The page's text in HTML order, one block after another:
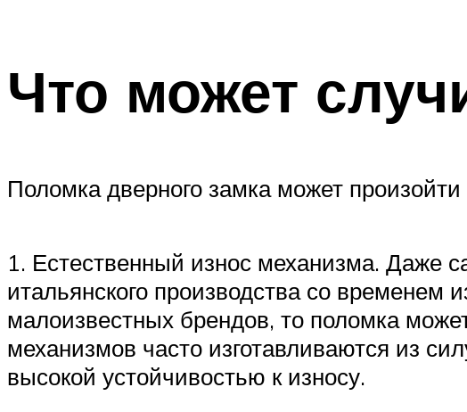
Что может
Поломка дверного замка может
1. Естественный износ механизма. Даже
итальянского производства со
малоизвестных брендов, то поломка
механизмов часто изготавливаются из
высокой устойчивостью к износу.